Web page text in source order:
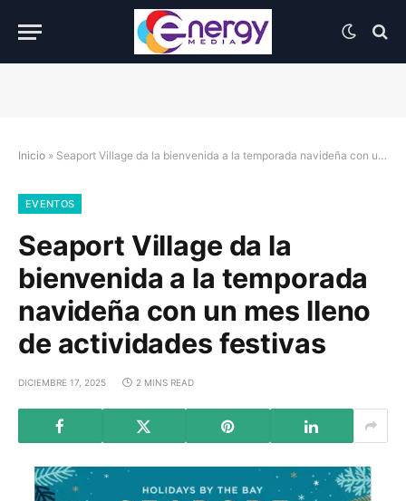
Inicio » Seaport Village da la bienvenida a la temporada navideña con un mes lleno de actividades festivas
EVENTOS
Seaport Village da la
bienvenida a la temporada
navideña con un mes lleno
de actividades festivas
DICIEMBRE 17, 2025 2 MINS READ